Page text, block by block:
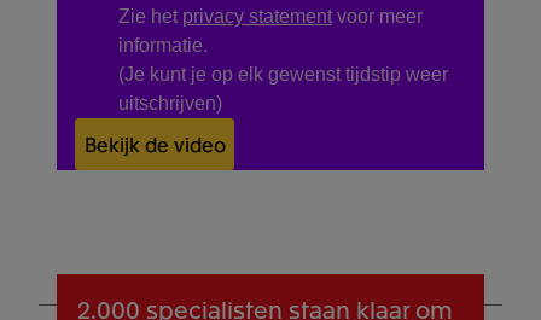
Zie het privacy statement voor meer
informatie.
(Je kunt je op elk gewenst tijdstip weer
uitschrijven)
Bekijk de video
2.000 specialisten staan klaar om